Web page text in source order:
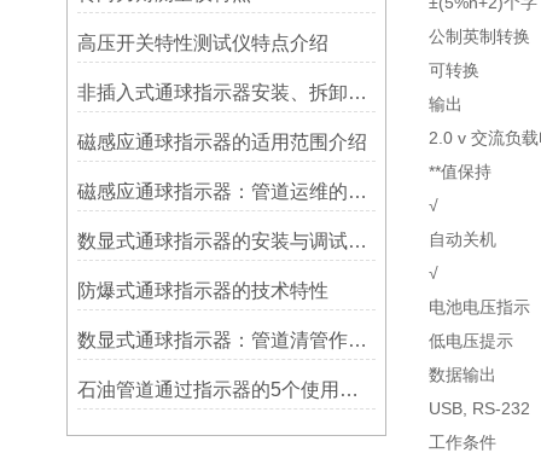
高压开关特性测试仪特点介绍
非插入式通球指示器安装、拆卸灵活方便
磁感应通球指示器的适用范围介绍
磁感应通球指示器：管道运维的隐形守护者
数显式通球指示器的安装与调试技巧
防爆式通球指示器的技术特性
数显式通球指示器：管道清管作业的智能监测关键设备
石油管道通过指示器的5个使用说明
公制英制转换
可转换
输出
2.0 v 交流负
**值保持
√
自动关机
√
电池电压指示
低电压提示
数据输出
USB, RS-232
工作条件